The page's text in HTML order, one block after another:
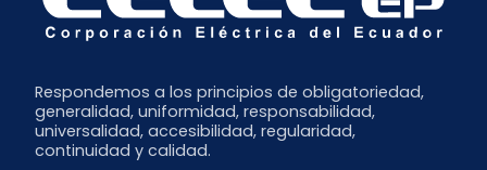
Respondemos a los principios de obligatoriedad,
generalidad, uniformidad, responsabilidad,
universalidad, accesibilidad, regularidad,
continuidad y calidad.